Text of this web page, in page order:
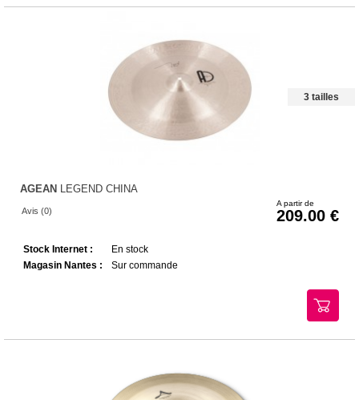
3 tailles
AGEAN LEGEND CHINA
Avis (0)
A partir de
209.00
Stock Internet :
En stock
Magasin Nantes :
Sur commande